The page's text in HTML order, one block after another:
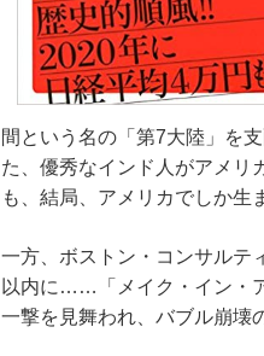
間という名の「第7大陸」を
た、優秀なインド人がアメリ
も、結局、アメリカでしか生
一方、ボストン・コンサルテ
以内に……「メイク・イン・
一撃を見舞われ、バブル崩壊